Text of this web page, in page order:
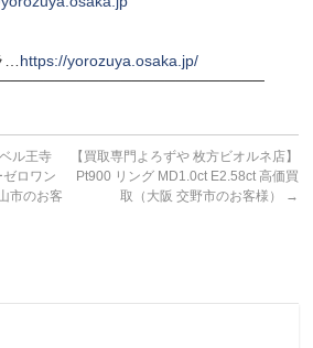
…https://yorozuya.osaka.jp/
ル王寺
ロワン
市のお客
【買取専門よろずや 枚方ビオルネ店】
Pt900 リング MD1.0ct E2.58ct 高価買
取（大阪 交野市のお客様）
→